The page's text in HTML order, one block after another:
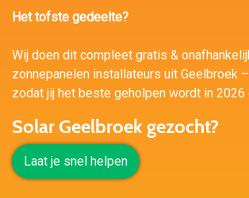
Het tofste gedeelte?
Wij doen dit compleet gratis &
zonnepanelen installateurs uit Geelbroek –
zodat jij het beste geholpen wordt in 2026
Solar Geelbroek gezocht?
Laat je snel helpen